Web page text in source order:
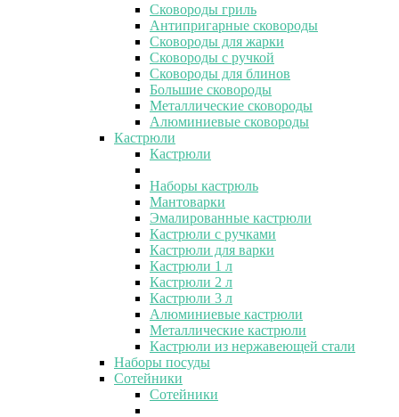
Сковороды гриль
Антипригарные сковороды
Сковороды для жарки
Сковороды с ручкой
Сковороды для блинов
Большие сковороды
Металлические сковороды
Алюминиевые сковороды
Кастрюли
Кастрюли
Наборы кастрюль
Мантоварки
Эмалированные кастрюли
Кастрюли с ручками
Кастрюли для варки
Кастрюли 1 л
Кастрюли 2 л
Кастрюли 3 л
Алюминиевые кастрюли
Металлические кастрюли
Кастрюли из нержавеющей стали
Наборы посуды
Сотейники
Сотейники